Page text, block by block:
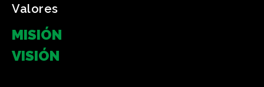
Valores
MISIÓN
VISIÓN